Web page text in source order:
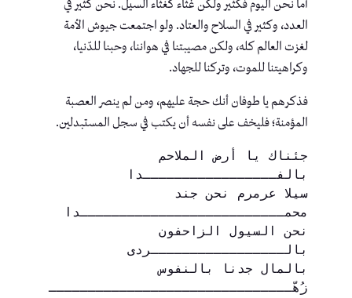
أما نحن اليوم فكثير ولكن غثاء كغثاء السيل. نحن كثير في
العدد، وكثير في السلاح والعتاد. ولو اجتمعت جيوش الأمة
لغزت العالم كله، ولكن مصيبتنا في هواننا، وحبنا للدّنيا،
وكراهيتنا للموت، وتركنا للجهاد.
فذكرهم يا طوفان أنك حجة عليهم، ومن لم ينصر العصبة
المؤمنة؛ فليخف على نفسه أن يكتب في سجل المستبدلين.
بالفـــــــــــــــــدا
محمــــــــــــــــــــــــــدا
بالـــــــــــــــــردى
بالمال جدنا بالنفوس
زُهّـــــــــــــــــــــــــــــــ